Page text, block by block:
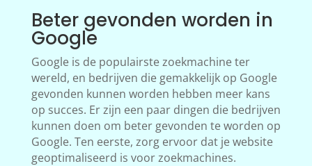
Beter gevonden worden in
Google
Google is de populairste zoekmachine ter
wereld, en bedrijven die gemakkelijk op Google
gevonden kunnen worden hebben meer kans
op succes. Er zijn een paar dingen die bedrijven
kunnen doen om beter gevonden te worden op
Google. Ten eerste, zorg ervoor dat je website
geoptimaliseerd is voor zoekmachines.